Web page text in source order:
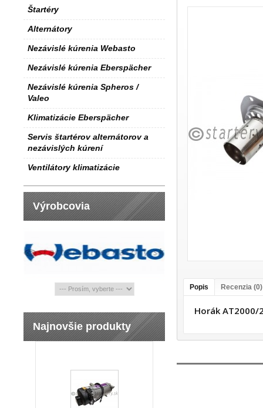
Štartéry
Alternátory
Nezávislé kúrenia Webasto
Nezávislé kúrenia Eberspächer
Nezávislé kúrenia Spheros /
Valeo
Klimatizácie Eberspächer
Servis štartérov alternátorov a
nezávislých kúrení
Ventilátory klimatizácie
Výrobcovia
Najnovšie produkty
Popis Recenzia (0)
Horák AT2000/